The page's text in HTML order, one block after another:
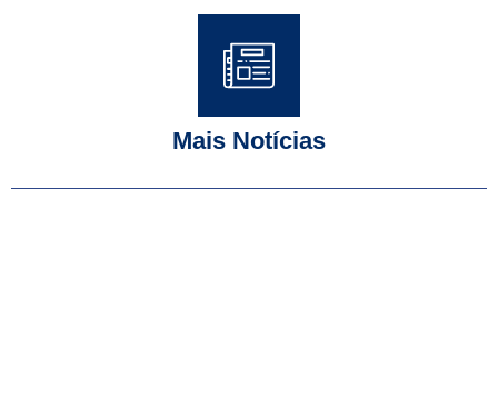
Mais Notícias